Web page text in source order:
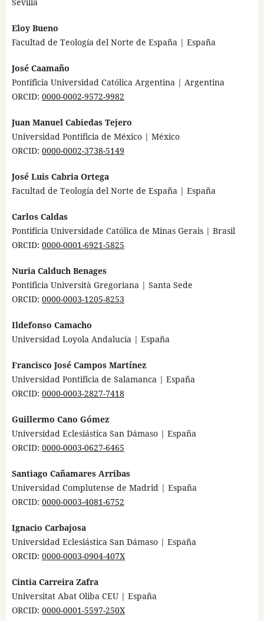
Eloy Bueno
Facultad de Teología del Norte de España | España
José Caamaño
Pontificia Universidad Católica Argentina | Argentina
ORCID: 0000-0002-9572-9982
Juan Manuel Cabiedas Tejero
Universidad Pontificia de México | México
ORCID: 0000-0002-3738-5149
José Luis Cabria Ortega
Facultad de Teología del Norte de España | España
Carlos Caldas
Pontifícia Universidade Católica de Minas Gerais | Brasil
ORCID: 0000-0001-6921-5825
Nuria Calduch Benages
Pontificia Università Gregoriana | Santa Sede
ORCID: 0000-0003-1205-8253
Ildefonso Camacho
Universidad Loyola Andalucía | España
Francisco José Campos Martínez
Universidad Pontificia de Salamanca | España
ORCID: 0000-0003-2827-7418
Guillermo Cano Gómez
Universidad Eclesiástica San Dámaso | España
ORCID: 0000-0003-0627-6465
Santiago Cañamares Arribas
Universidad Complutense de Madrid | España
ORCID: 0000-0003-4081-6752
Ignacio Carbajosa
Universidad Eclesiástica San Dámaso | España
ORCID: 0000-0003-0904-407X
Cintia Carreira Zafra
Universitat Abat Oliba CEU | España
ORCID: 0000-0001-5597-250X